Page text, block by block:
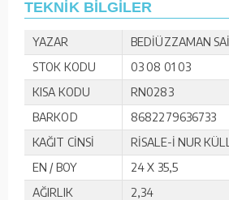
TEKNİK BİLGİLER
YAZAR
BEDİÜZZAMAN
STOK KODU
03 08 01 03
KISA KODU
RN0283
BARKOD
8682279636733
KAĞIT CİNSİ
RİSALE-İ NUR
EN / BOY
24 X 35,5
AĞIRLIK
2,34